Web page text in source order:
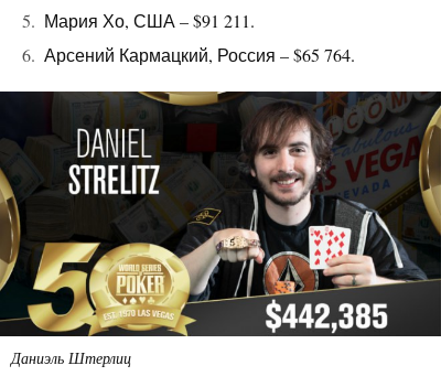
Мария Хо, США – $91 211.
Арсений Кармацкий, Россия – $65 764.
Даниэль Штерлиц